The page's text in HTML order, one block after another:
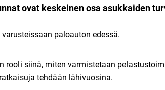
ovat keskeinen osa asukkaiden
rooli siinä, miten varmistetaan
tehdään lähivuosina.